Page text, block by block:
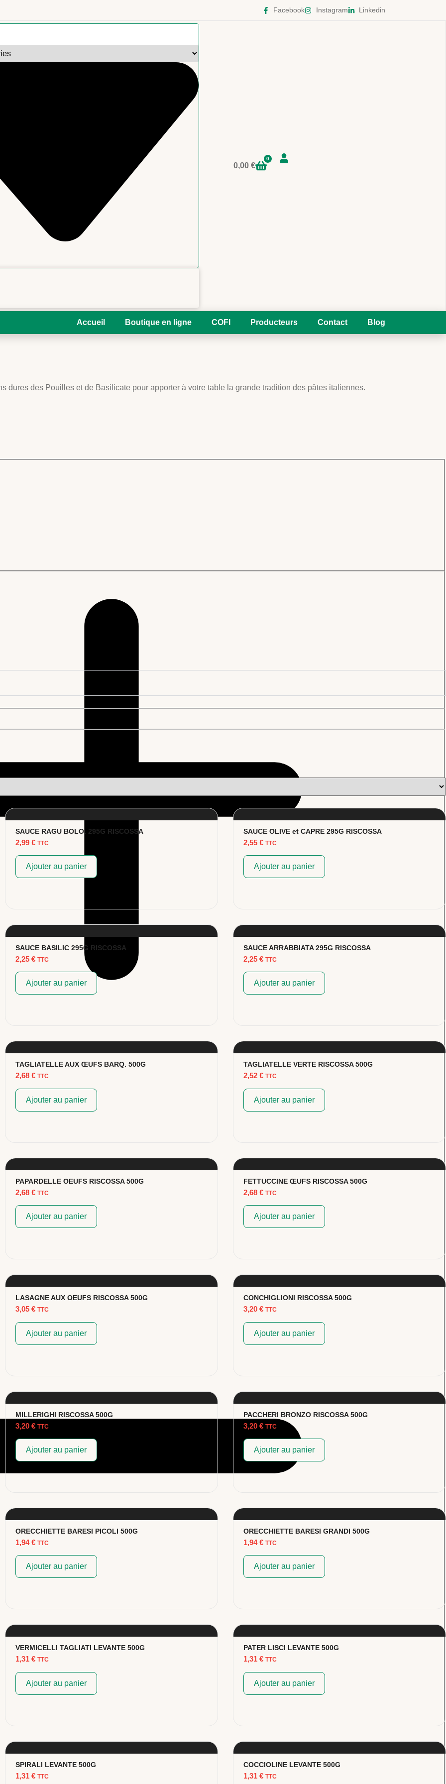
Facebook Instagram Linkedin
0,00 €
0
Accueil Boutique en ligne COFI Producteurs Contact Blog
dures des Pouilles et de Basilicate pour apporter à votre table la grande tradition des pâtes italiennes.
SAUCE RAGU BOLO. 295G RISCOSSA
2,99€ TTC
Ajouter au panier
SAUCE OLIVE et CAPRE 295G RISCOSSA
2,55€ TTC
Ajouter au panier
SAUCE BASILIC 295G RISCOSSA
2,25€ TTC
Ajouter au panier
SAUCE ARRABBIATA 295G RISCOSSA
2,25€ TTC
Ajouter au panier
TAGLIATELLE AUX ŒUFS BARQ. 500G
2,68€ TTC
Ajouter au panier
TAGLIATELLE VERTE RISCOSSA 500G
2,52€ TTC
Ajouter au panier
PAPARDELLE OEUFS RISCOSSA 500G
2,68€ TTC
Ajouter au panier
FETTUCCINE ŒUFS RISCOSSA 500G
2,68€ TTC
Ajouter au panier
LASAGNE AUX OEUFS RISCOSSA 500G
3,05€ TTC
Ajouter au panier
CONCHIGLIONI RISCOSSA 500G
3,20€ TTC
Ajouter au panier
MILLERIGHI RISCOSSA 500G
3,20€ TTC
Ajouter au panier
PACCHERI BRONZO RISCOSSA 500G
3,20€ TTC
Ajouter au panier
ORECCHIETTE BARESI PICOLI 500G
1,94€ TTC
Ajouter au panier
ORECCHIETTE BARESI GRANDI 500G
1,94€ TTC
Ajouter au panier
VERMICELLI TAGLIATI LEVANTE 500G
1,31€ TTC
Ajouter au panier
PATER LISCI LEVANTE 500G
1,31€ TTC
Ajouter au panier
SPIRALI LEVANTE 500G
1,31€ TTC
COCCIOLINE LEVANTE 500G
1,31€ TTC